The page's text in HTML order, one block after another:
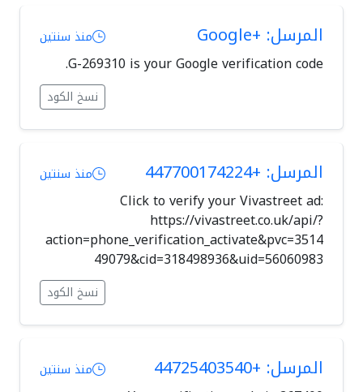
المرسل: +Google منذ سنتين
G-269310 is your Google verification code.
نسخ الكود
المرسل: +447700174224 منذ سنتين
Click to verify your Vivastreet ad:
https://vivastreet.co.uk/api/?
action=phone_verification_activate&pvc=3514
49079&cid=318498936&uid=56060983
نسخ الكود
المرسل: +44725403540 منذ سنتين